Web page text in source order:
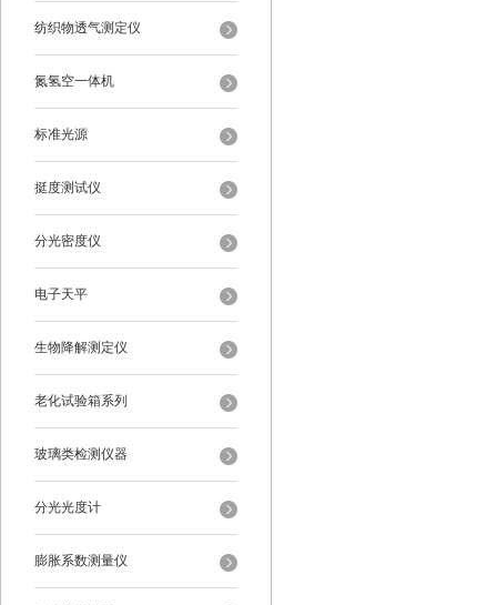
纺织物透气测定仪
氮氢空一体机
标准光源
挺度测试仪
分光密度仪
电子天平
生物降解测定仪
老化试验箱系列
玻璃类检测仪器
分光光度计
膨胀系数测量仪